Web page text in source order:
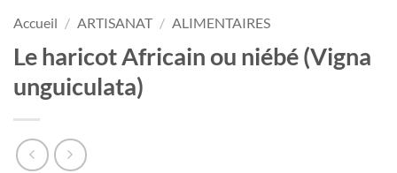
Accueil / ARTISANAT / ALIMENTAIRES
Le haricot Africain ou niébé (Vigna
unguiculata)